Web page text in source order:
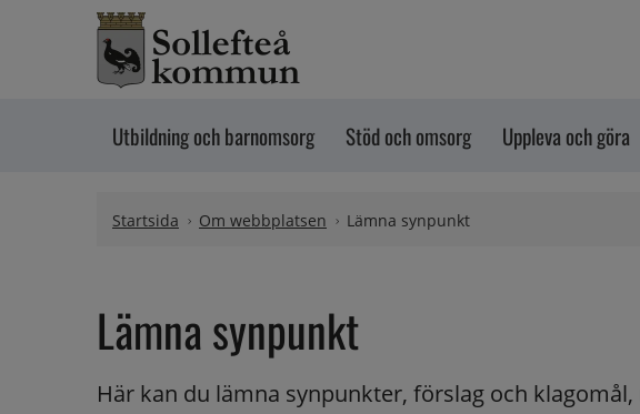
Hoppa till innehåll
Utbildning och barnomsorg Stöd och omsorg Uppleva och göra
Startsida Om webbplatsen Lämna synpunkt
Lämna synpunkt
Här kan du lämna synpunkter, förslag och